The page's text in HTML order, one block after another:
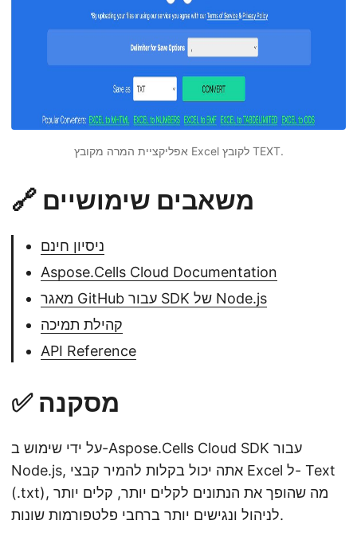
אפליקציית המרה מקובץ Excel לקובץ TEXT.
🔗 משאבים שימושיים
ניסיון חינם
Aspose.Cells Cloud Documentation
מאגר GitHub עבור SDK של Node.js
קהילת תמיכה
API Reference
✅ מסקנה
על ידי שימוש ב-Aspose.Cells Cloud SDK עבור
Node.js, אתה יכול בקלות להמיר קבצי Excel ל- Text
(.txt), מה שהופך את הנתונים לקלים יותר, קלים יותר
לניהול ונגישים יותר ברחבי פלטפורמות שונות.